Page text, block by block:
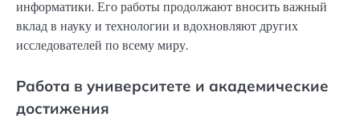
информатики. Его работы продолжают вносить важный
вклад в науку и технологии и вдохновляют других
исследователей по всему миру.
Работа в университете и академические
достижения